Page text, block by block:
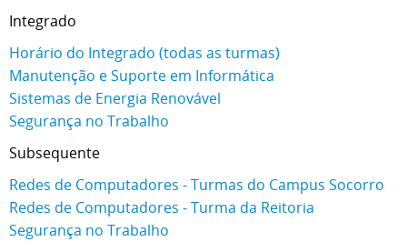
Integrado
Horário do Integrado (todas as turmas)
Manutenção e Suporte em Informática
Sistemas de Energia Renovável
Segurança no Trabalho
Subsequente
Redes de Computadores - Turmas do Campus Socorro
Redes de Computadores - Turma da Reitoria
Segurança no Trabalho